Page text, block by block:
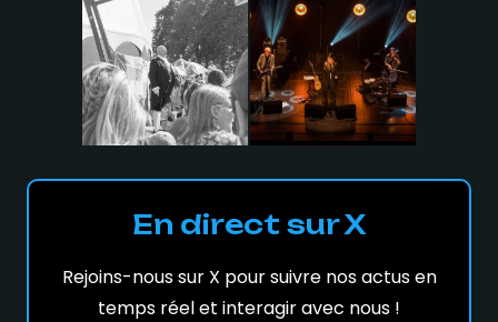
En direct sur X
Rejoins-nous sur X pour suivre nos actus en
temps réel et interagir avec nous !